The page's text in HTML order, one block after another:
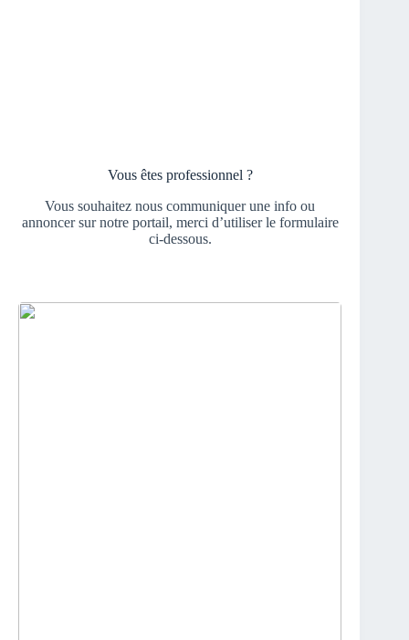
Vous êtes professionnel ?
Vous souhaitez nous communiquer une info ou
annoncer sur notre portail, merci d’utiliser le formulaire
ci-dessous.